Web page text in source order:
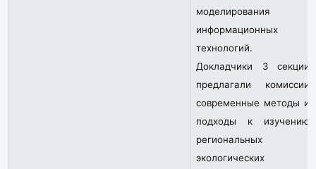
моделирования
информационных
технологий.
Докладчики 3 секции
предлагали комиссии
современные методы и
подходы к изучению
региональных
экологических